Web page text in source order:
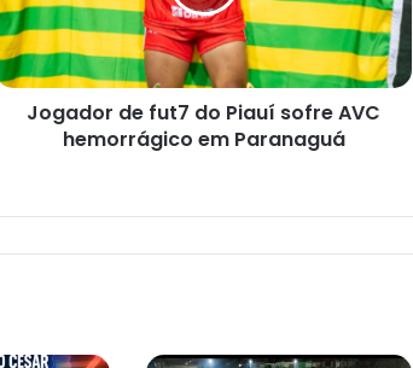
Jogador de fut7 do Piauí sofre AVC
hemorrágico em Paranaguá